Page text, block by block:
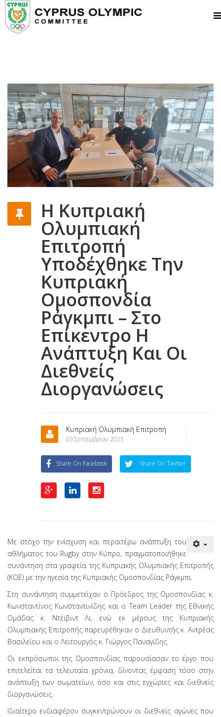
Η Κυπριακή
Ολυμπιακή
Επιτροπή
Υποδέχθηκε Την
Κυπριακή
Ομοσπονδία
Ράγκμπι – Στο
Επίκεντρο Η
Ανάπτυξη Και Οι
Διεθνείς
Διοργανώσεις
Κυπριακή Ολυμπιακή Επιτροπή
03 Σεπτεμβρίου 2025
Share On Facebook Share On Twitter
Με στόχο την ενίσχυση και περαιτέρω ανάπτυξη του
αθλήματος του Rugby στην Κύπρο, πραγματοποιήθηκε
συνάντηση στα γραφεία της Κυπριακής Ολυμπιακής Επιτροπής
(ΚΟΕ) με την ηγεσία της Κυπριακής Ομοσπονδίας Ράγκμπι.
Στη συνάντηση συμμετείχαν ο Πρόεδρος της Ομοσπονδίας κ.
Κωνσταντίνος Κωνσταντινίδης και ο Team Leader της Εθνικής
Ομάδας κ. Ντέιβιντ Λι, ενώ εκ μέρους της Κυπριακής
Ολυμπιακής Επιτροπής παρευρέθηκαν ο Διευθυντής κ. Αντρέας
Βασιλείου και ο Λειτουργός κ. Γιώργος Παναγίδης.
Οι εκπρόσωποι της Ομοσπονδίας παρουσίασαν το έργο που
επιτελείται τα τελευταία χρόνια, δίνοντας έμφαση τόσο στην
ανάπτυξη των σωματείων, όσο και στις εγχώριες και διεθνείς
διοργανώσεις.
Ιδιαίτερο ενδιαφέρον συγκεντρώνουν οι διεθνείς αγώνες που